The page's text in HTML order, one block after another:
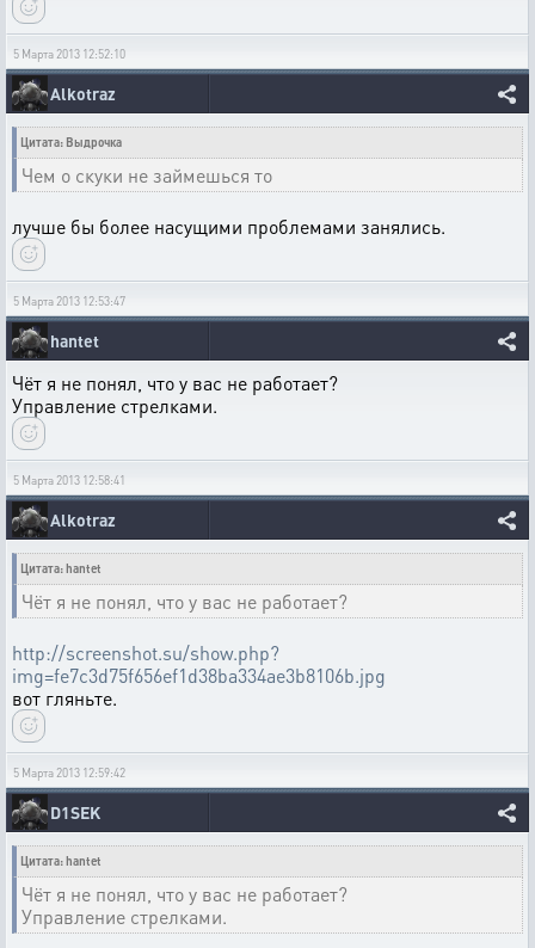
5 Марта 2013 12:52:10
Alkotraz
Цитата: Выдрочка
Чем о скуки не займешься то
лучше бы более насущими проблемами занялись.
5 Марта 2013 12:53:47
hantet
Чёт я не понял, что у вас не работает?
Управление стрелками.
5 Марта 2013 12:58:41
Alkotraz
Цитата: hantet
Чёт я не понял, что у вас не работает?
http://screenshot.su/show.php?
img=fe7c3d75f656ef1d38ba334ae3b8106b.jpg
вот гляньте.
5 Марта 2013 12:59:42
D1SEK
Цитата: hantet
Чёт я не понял, что у вас не работает?
Управление стрелками.